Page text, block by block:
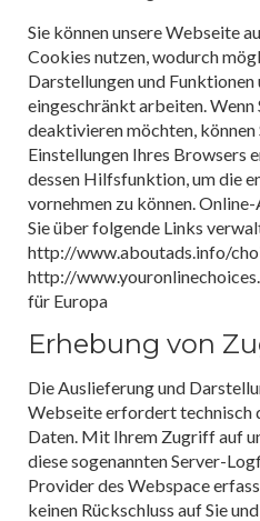
Sie können unsere Webseite
Cookies nutzen, wodurch
Darstellungen und
eingeschränkt arbeiten. Wenn
deaktivieren möchten, können
Einstellungen Ihres Browsers
dessen Hilfsfunktion, um die
vornehmen zu können.
Sie über folgende Links
http://www.aboutads.info/
http://
für Europa
Erhebung von
Die Auslieferung und
Webseite erfordert technisch
Daten. Mit Ihrem Zugriff auf
diese sogenannten Server-
Provider des Webspace
keinen Rückschluss auf Sie